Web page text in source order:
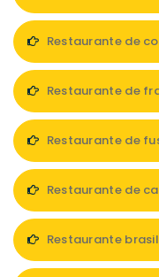
Restaurante de
Restaurante de
Restaurante de
Restaurante de
Restaurante